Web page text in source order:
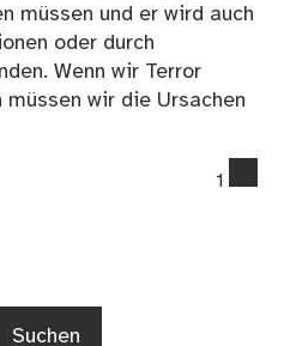
müssen und er wird auch
oder durch
Wenn wir Terror
müssen wir die Ursachen
1